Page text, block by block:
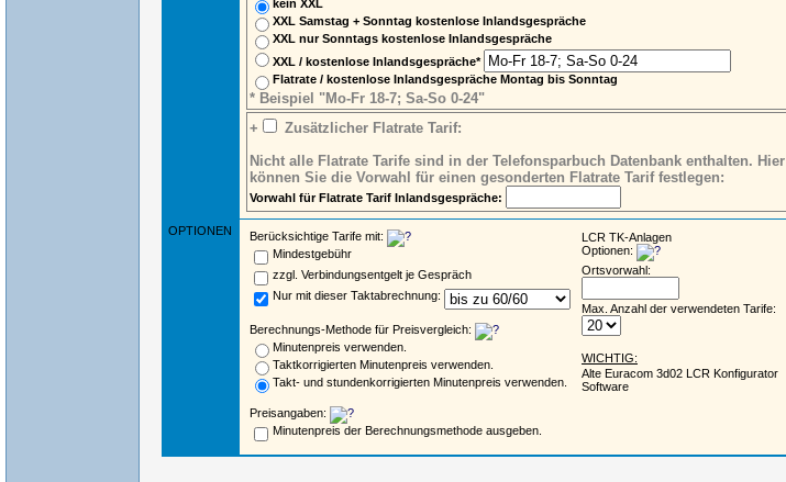
kein XXL
XXL Samstag + Sonntag kostenlose Inlandsgespräche
XXL nur Sonntags kostenlose Inlandsgespräche
XXL / kostenlose Inlandsgespräche*
Flatrate / kostenlose Inlandsgespräche Montag bis Sonntag
* Beispiel "Mo-Fr 18-7; Sa-So 0-24"
+
Zusätzlicher Flatrate Tarif:
Nicht alle Flatrate Tarife sind in der Telefonsparbuch Datenbank enthalten. Hier
können Sie die Vorwahl für einen gesonderten Flatrate Tarif festlegen:
Vorwahl für Flatrate Tarif Inlandsgespräche:
OPTIONEN
Berücksichtige Tarife mit:
Mindestgebühr
zzgl. Verbindungsentgelt je Gespräch
Nur mit dieser Taktabrechnung:
Berechnungs-Methode für Preisvergleich:
Minutenpreis verwenden.
Taktkorrigierten Minutenpreis verwenden.
Takt- und stundenkorrigierten Minutenpreis verwenden.
Preisangaben:
Minutenpreis der Berechnungsmethode ausgeben.
LCR TK-Anlagen
Optionen:
Ortsvorwahl:
Max. Anzahl der verwendeten Tarife:
WICHTIG:
Alte Euracom 3d02 LCR Konfigurator
Software